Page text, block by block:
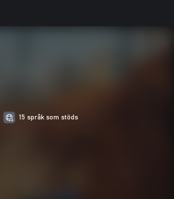
15 språk som stöds